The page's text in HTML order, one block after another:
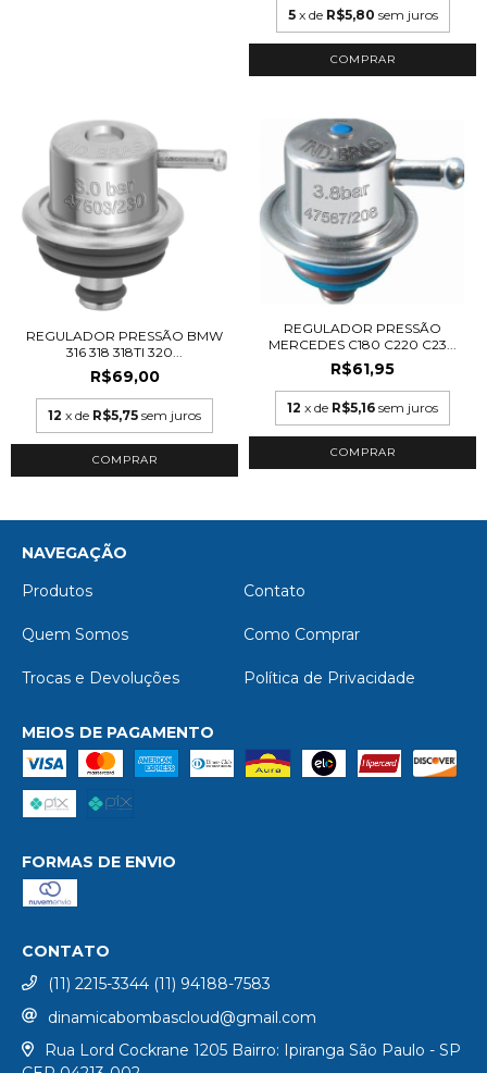
5 x de R$5,80 sem juros
REGULADOR PRESSÃO BMW
316 318 318TI 320...
R$69,00
12 x de R$5,75 sem juros
REGULADOR PRESSÃO
MERCEDES C180 C220 C23...
R$61,95
12 x de R$5,16 sem juros
NAVEGAÇÃO
Produtos
Contato
Quem Somos Como Comprar
Trocas e Devoluções Política de Privacidade
MEIOS DE PAGAMENTO
FORMAS DE ENVIO
CONTATO
(11) 2215-3344 (11) 94188-7583
dinamicabombascloud@gmail.com
Rua Lord Cockrane 1205 Bairro: Ipiranga São Paulo - SP